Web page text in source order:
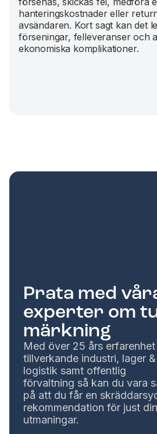
hanteringskostnader eller
avsändaren. Kort sagt kan det
förseningar, felleveranser och
ekonomiska komplikationer.
Prata med
experter om
märkning
Med över 25 års
tillverkande industri, lager &
logistik samt offentlig
förvaltning så kan du vara
på att du får en
rekommendation för just
utmaningar.